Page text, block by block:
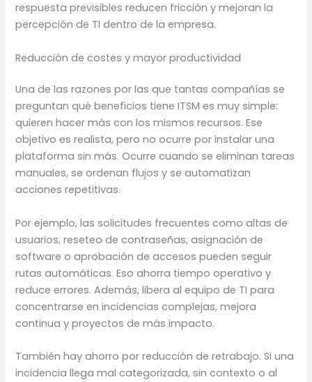
respuesta previsibles reducen fricción y mejoran la
percepción de TI dentro de la empresa.
Reducción de costes y mayor productividad
Una de las razones por las que tantas compañías se
preguntan qué beneficios tiene ITSM es muy simple:
quieren hacer más con los mismos recursos. Ese
objetivo es realista, pero no ocurre por instalar una
plataforma sin más. Ocurre cuando se eliminan tareas
manuales, se ordenan flujos y se automatizan
acciones repetitivas.
Por ejemplo, las solicitudes frecuentes como altas de
usuarios, reseteo de contraseñas, asignación de
software o aprobación de accesos pueden seguir
rutas automáticas. Eso ahorra tiempo operativo y
reduce errores. Además, libera al equipo de TI para
concentrarse en incidencias complejas, mejora
continua y proyectos de más impacto.
También hay ahorro por reducción de retrabajo. Si una
incidencia llega mal categorizada, sin contexto o al